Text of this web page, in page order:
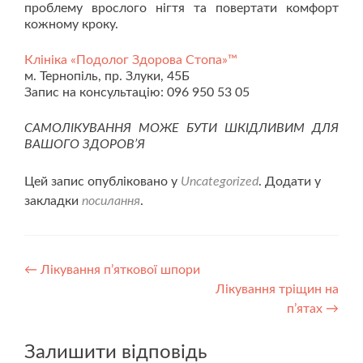
проблему врослого нігтя та повертати комфорт
кожному кроку.
Клініка «Подолог Здорова Стопа»™
м. Тернопіль, пр. Злуки, 45Б
Запис на консультацію: 096 950 53 05
САМОЛІКУВАННЯ МОЖЕ БУТИ ШКІДЛИВИМ ДЛЯ
ВАШОГО ЗДОРОВ’Я
Цей запис опубліковано у Uncategorized. Додати у
закладки посилання.
Навігація
← Лікування п’яткової шпори
Лікування тріщин на
п’ятах →
Залишити відповідь